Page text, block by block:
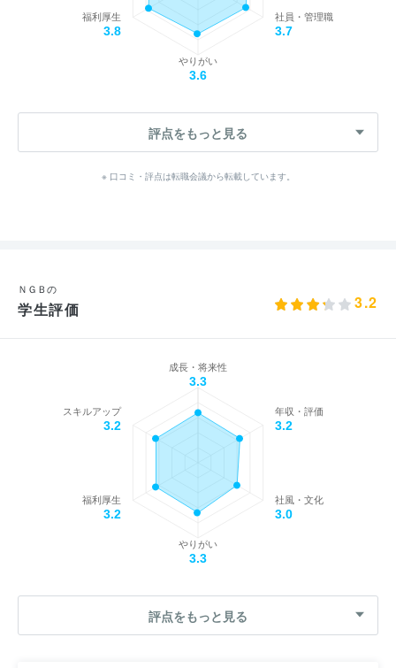
社員・管理職
3.7
やりがい
3.6
福利厚生
3.8
評点をもっと見る
※ 口コミ・評点は転職会議から転載しています。
ＮＧＢの
学生評価 3.2
成長・将来性
3.3
年収・評価
3.2
社風・文化
3.0
やりがい
3.3
福利厚生
3.2
スキルアップ
3.2
評点をもっと見る